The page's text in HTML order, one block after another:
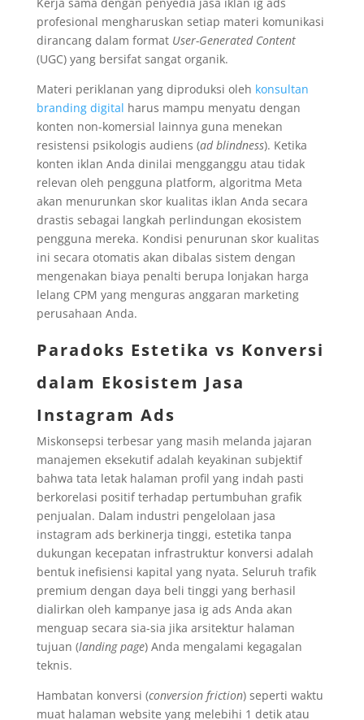
profesional mengharuskan setiap materi komunikasi
dirancang dalam format User-Generated Content
(UGC) yang bersifat sangat organik.
Materi periklanan yang diproduksi oleh konsultan
branding digital harus mampu menyatu dengan
konten non-komersial lainnya guna menekan
resistensi psikologis audiens (ad blindness). Ketika
konten iklan Anda dinilai mengganggu atau tidak
relevan oleh pengguna platform, algoritma Meta
akan menurunkan skor kualitas iklan Anda secara
drastis sebagai langkah perlindungan ekosistem
pengguna mereka. Kondisi penurunan skor kualitas
ini secara otomatis akan dibalas sistem dengan
mengenakan biaya penalti berupa lonjakan harga
lelang CPM yang menguras anggaran marketing
perusahaan Anda.
Paradoks Estetika vs Konversi
dalam Ekosistem Jasa
Instagram Ads
Miskonsepsi terbesar yang masih melanda jajaran
manajemen eksekutif adalah keyakinan subjektif
bahwa tata letak halaman profil yang indah pasti
berkorelasi positif terhadap pertumbuhan grafik
penjualan. Dalam industri pengelolaan jasa
instagram ads berkinerja tinggi, estetika tanpa
dukungan kecepatan infrastruktur konversi adalah
bentuk inefisiensi kapital yang nyata. Seluruh trafik
premium dengan daya beli tinggi yang berhasil
dialirkan oleh kampanye jasa ig ads Anda akan
menguap secara sia-sia jika arsitektur halaman
tujuan (landing page) Anda mengalami kegagalan
teknis.
Hambatan konversi (conversion friction) seperti waktu
muat halaman website yang melebihi 1 detik atau